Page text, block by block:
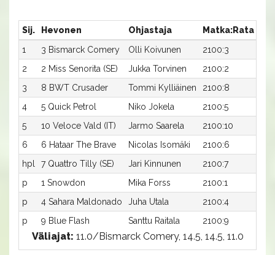
Sij. Hevonen Ohjastaja Matka:Rata
1
3 Bismarck Comery Olli Koivunen 2100:3
2
2 Miss Senorita (SE) Jukka Torvinen 2100:2
3
8 BWT Crusader Tommi Kylliäinen 2100:8
4
5 Quick Petrol Niko Jokela 2100:5
5
10 Veloce Vald (IT) Jarmo Saarela 2100:10
6
6 Hataar The Brave Nicolas Isomäki 2100:6
hpl
7 Quattro Tilly (SE) Jari Kinnunen 2100:7
p
1 Snowdon Mika Forss 2100:1
p
4 Sahara Maldonado Juha Utala 2100:4
p
9 Blue Flash Santtu Raitala 2100:9
Väliajat: 11.0/Bismarck Comery, 14.5, 14.5, 11.0